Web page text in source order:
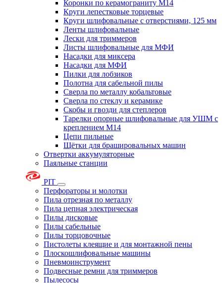
Коронки по керамограниту M14
Круги лепестковые торцевые
Круги шлифовальные с отверстиями, 125 мм
Ленты шлифовальные
Лески для триммеров
Листы шлифовальные для МФИ
Насадки для миксера
Насадки для МФИ
Пилки для лобзиков
Полотна для сабельной пилы
Сверла по металлу кобальтовые
Сверла по стеклу и керамике
Скобы и гвозди для степлеров
Тарелки опорные шлифовальные для УШМ с
креплением М14
Цепи пильные
Щётки для брашировальных машин
Отвертки аккумуляторные
Паяльные станции
PIT
Перфораторы и молотки
Пила отрезная по металлу
Пила цепная электрическая
Пилы дисковые
Пилы сабельные
Пилы торцовочные
Пистолеты клеящие и для монтажной пены
Плоскошлифовальные машины
Пневмоинструмент
Подвесные ремни для триммеров
Пылесосы